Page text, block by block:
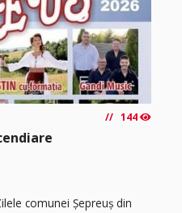
144
comunei Șepreuș din